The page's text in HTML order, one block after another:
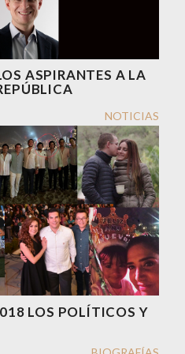
ASPIRANTES A LA
NOTICIAS
LOS POLÍTICOS Y